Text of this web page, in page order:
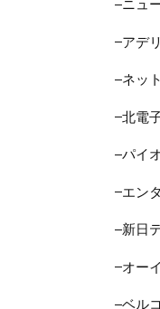
ニュ
アデ
ネット
北電
パイ
エン
新日
オー
ベルコ